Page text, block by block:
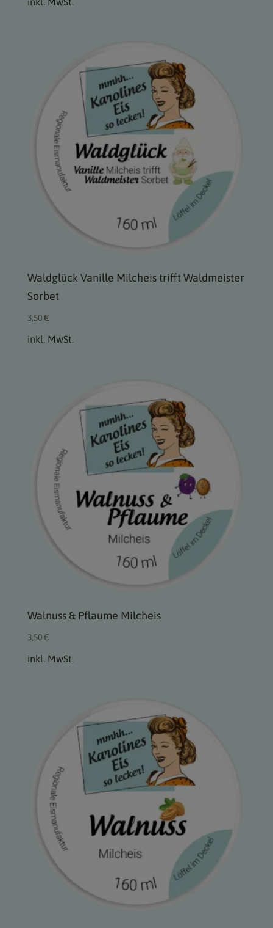
Waldglück Vanille Milcheis trifft Waldmeister
Sorbet
3,50€
inkl. MwSt.
Walnuss & Pflaume Milcheis
3,50€
inkl. MwSt.